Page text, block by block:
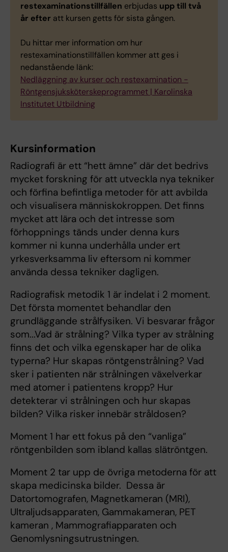
restexaminationstillfällen erbjudas upp till två
år efter att kursen getts för sista gången.
Du hittar mer information om hur
restexaminationstillfällen kommer att ges i
nedanstående länk:
Nedläggning av kurser och restexamination -
Röntgensjuksköterskeprogrammet | Karolinska
Institutet Utbildning
Kursinformation
Radiografi är ett “hett ämne” där det bedrivs
mycket forskning för att utveckla nya tekniker
och förfina befintliga metoder för att avbilda
och visualisera människokroppen. Det finns
mycket att lära och det intresse som
förhoppnings tänds under denna kurs
kommer ni kunna underhålla under ert
yrkesverksamma liv eftersom ni kommer
använda dessa tekniker dagligen.
Radiografisk metodik 1 är indelat i 2 moment.
Det första momentet behandlar den
grundläggande strålfysiken. Vi besvarar frågor
som...Vad är strålning? Vilka typer av strålning
finns det och vilka egenskaper har de olika
typerna? Hur skapas röntgenstrålning? Vad
sker i patienten när strålningen växelverkar
med atomer i patientens kropp? Hur
detekterar vi strålningen och hur skapas
bilden? Vilka risker innebär stråldosen?
Moment 1 har ett fokus på den “vanliga”
röntgenbilden som ibland kallas slätröntgen.
Moment 2 tar upp de övriga metoderna för att
skapa medicinska bilder. Dessa är
Datortomografen, Magnetkameran (MRI),
Ultraljudsapparaten, Gammakameran, PET
kameran , Mammografiapparaten och
Genomlysningsutrustningen.